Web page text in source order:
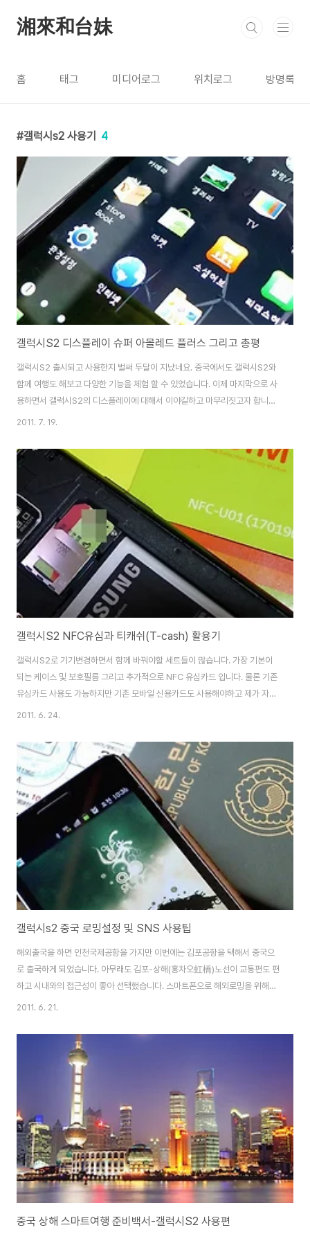
湘來和台妹
홈 태그 미디어로그 위치로그 방명록
갤럭시s2 사용기 4
갤럭시S2 디스플레이 슈퍼 아몰레드 플러스 그리고 총평
갤럭시S2 출시되고 사용한지 벌써 두달이 지났네요. 중국에서도 갤럭시S2와
함께 여행도 해보고 다양한 기능을 체험 할 수 있었습니다. 이제 마지막으로 사
용하면서 갤럭시S2의 디스플레이에 대해서 이야길하고 마무리짓고자 합니다.
기존의 슈퍼 아몰레드보다 한단계 더 업그레이드되어 햇빛이 쨍쨍한 실외에서
치가 가능할 뿐만 아니라 기존 대비 명암비와 소비전력도 향상 되었습니다. 아
몰레드에서 슈퍼 아몰레드로 발전 그리고 슈퍼 아몰레드 플러스로 발전하면서
선명도, 시야각, 밝기, 소비전력 등 다양한 면에서 월등히 좋아졌다는 평들이 많
습니다. Real RGB 타입이며 펜타일 구조의 한계를 탈피한 리얼RGB 스트라
이프 방식으로 개선 픽셀 구조의 ..
2011. 7. 19.
갤럭시S2 NFC유심과 티캐쉬(T-cash) 활용기
갤럭시S2로 기기변경하면서 함께 바꿔야할 세트들이 많습니다. 가장 기본이
되는 케이스 및 보호필름 그리고 추가적으로 NFC 유심카드 입니다. 물론 기존
유심카드 사용도 가능하지만 기존 모바일 신용카드도 사용해야하고 제가 자주
쓰는 티캐쉬를 사용하기 위해서 NFC USIM으로 교체했습니다. 예전에는 유심
나와있습니다. OPMD(데이터 유심카드) : 제일 왼쪽에 보이는 주황색 'One
Person Multi Devices'의 줄임말인 OPMD 다시 쉽게 말하자면 스마트폰
과 같은 모바일 기기에서 사용하는 'USIM(유심)'에 1인 5개까지 추가 유심을
등록하여 추가한 유심은 데이터만 사용할 수 있죠. 데이터는 사용할 수 있지만
전화 ..
2011. 6. 24.
갤럭시s2 중국 로밍설정 및 SNS 사용팁
해외출국을 하면 인천국제공항을 가지만 이번에는 김포공항을 택해서 중국으
로 출국하게 되었습니다. 아무래도 김포-상해(홍차오虹橋)노선이 교통편도 편
하고 시내와의 접근성이 좋아 선택했습니다. 스마트폰으로 해외로밍을 위해서
사전에 철저히 준비하고 요금제도 가입해 놓았습니다. 3G를 막아놓고 무선데
로밍 계산기 어플부터 중국현지에서 필요한 어플을 다시한번 점검해봤습니다.
이제 비행기 탑승만을 기다리고 중국으로 출발~ 갤럭시S2 로밍 설정하는 법
출국전날 중국일본올인원 99 요금제를 사전에 가입했습니다. 8일동안 머물
예정인데 데이터요금까지 무제한으로 이용하기 위해서는 제일 적절한것 같더
군요. 가입되자 SMS으로 요금제 가입 안내 메일과 더불..
2011. 6. 21.
중국 상해 스마트여행 준비백서-갤럭시S2 사용편